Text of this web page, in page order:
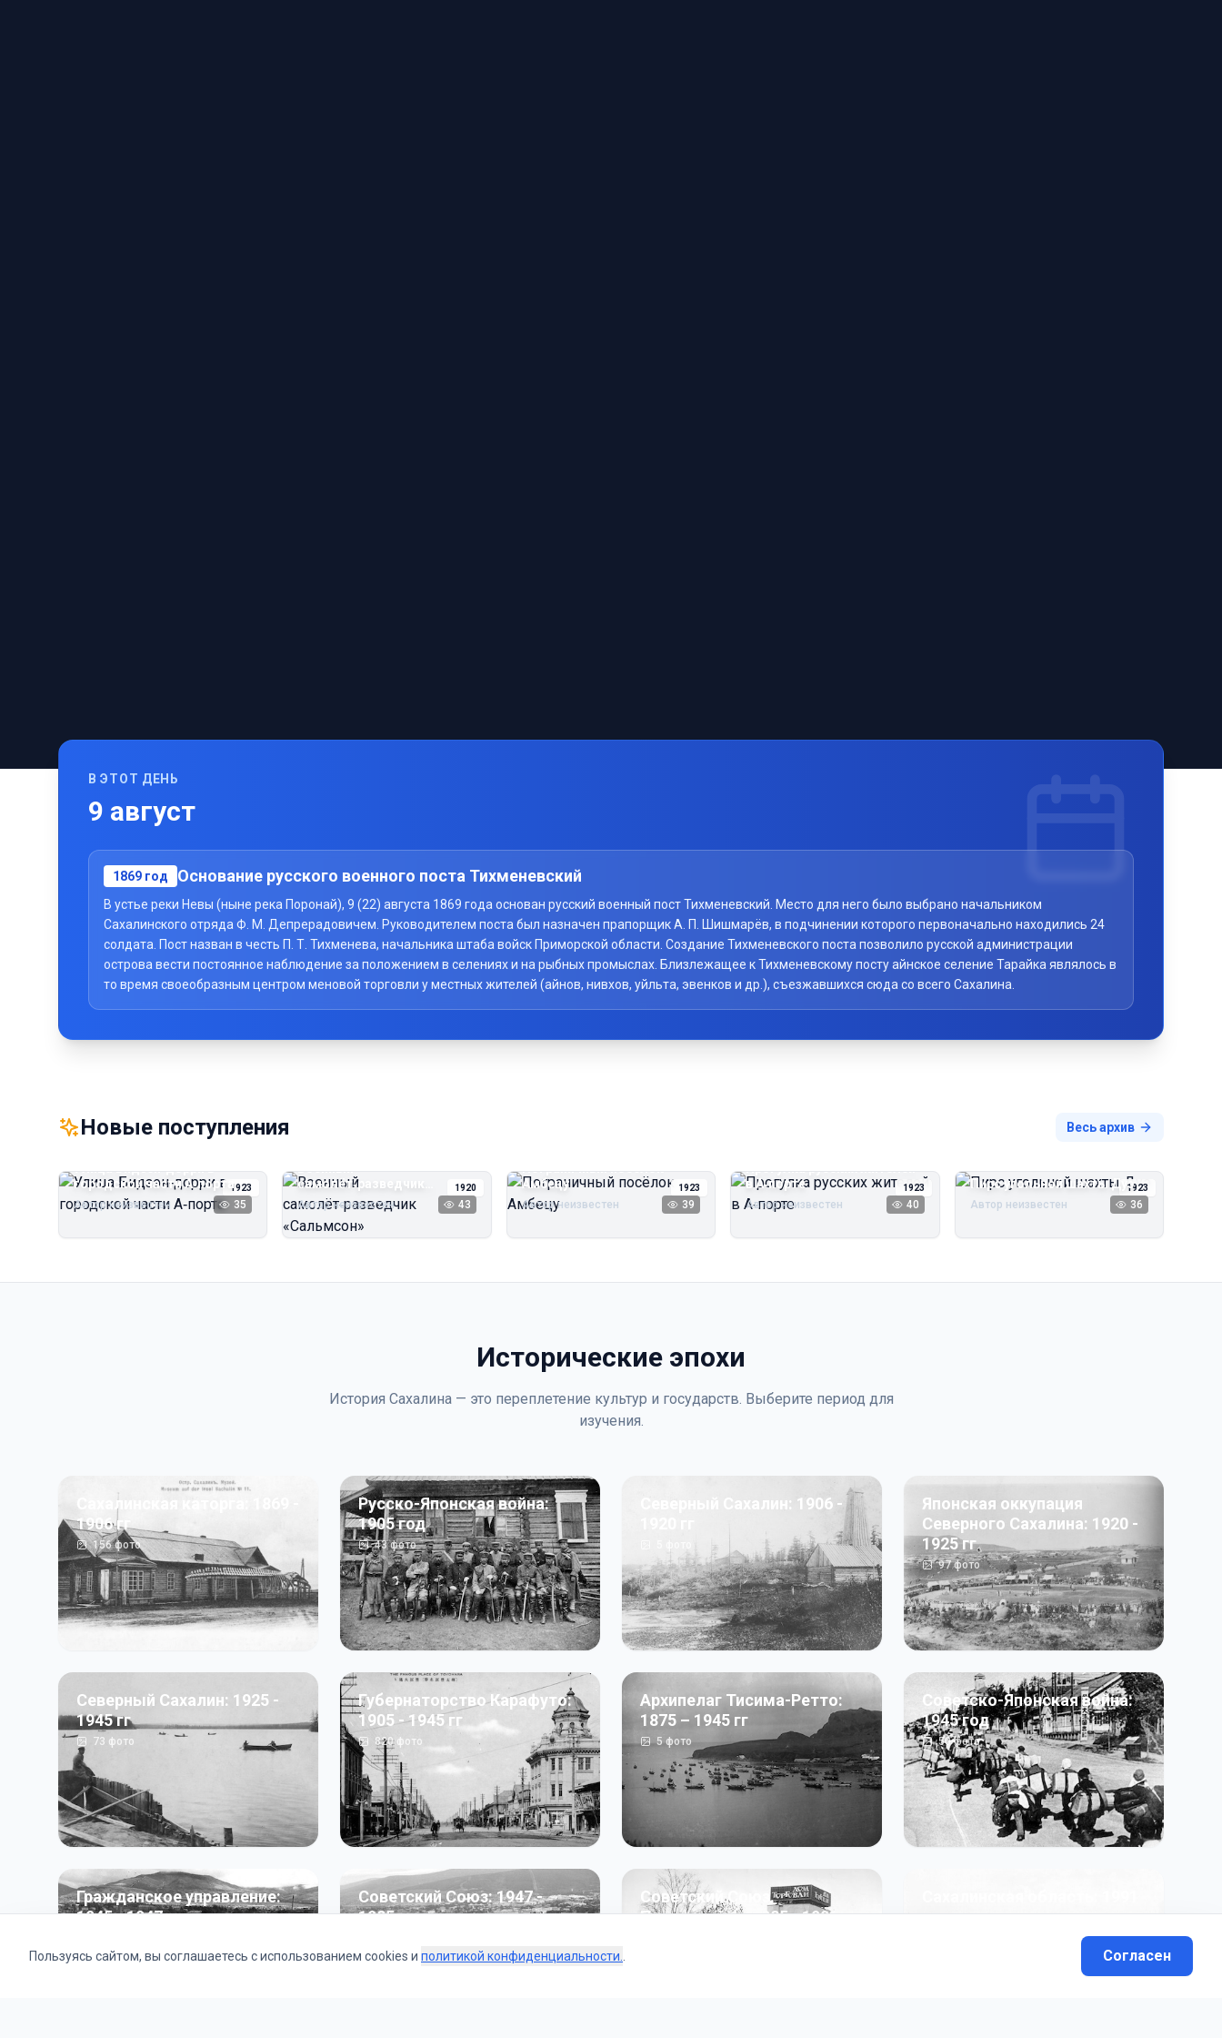
В ЭТОТ ДЕНЬ
9 август
1869 год Основание русского военного поста Тихменевский
В устье реки Невы (ныне река Поронай), 9 (22) августа 1869 года основан русский военный пост Тихменевский. Место для него было выбрано начальником
Сахалинского отряда Ф. М. Депрерадовичем. Руководителем поста был назначен прапорщик А. П. Шишмарёв, в подчинении которого первоначально находились 24
солдата. Пост назван в честь П. Т. Тихменева, начальника штаба войск Приморской области. Создание Тихменевского поста позволило русской администрации
острова вести постоянное наблюдение за положением в селениях и на рыбных промыслах. Близлежащее к Тихменевскому посту айнское селение Тарайка являлось в
то время своеобразным центром меновой торговли у местных жителей (айнов, нивхов, уйльта, эвенков и др.), съезжавшихся сюда со всего Сахалина.
Новые поступления Весь архив
1923
Улица Бидзэн‑дорри в
городской части А‑порта
Автор неизвестен 35
1920
Военный
самолёт‑разведчик
«Сальмсон»
Автор неизвестен 43
1923
Пограничный посёлок
Амбецу
Автор неизвестен 39
1923
Прогулка русских жителей
в А‑порте
Автор неизвестен 40
1923
Пирс угольной шахты Дуэ
Автор неизвестен 36
Исторические эпохи
История Сахалина — это переплетение культур и государств. Выберите период для
изучения.
Сахалинская каторга: 1869 -
1906 гг
156фото
Русско-Японская война:
1905 год
43фото
Северный Сахалин: 1906 -
Японская оккупация
Северного Сахалина: 1920 -
1925 гг
97фото
Северный Сахалин: 1925 -
1945 гг
73 фото
Губернаторство Карафуто:
1905 - 1945 гг
820фото
Архипелаг Тисима-Ретто:
1875 – 1945 гг
5фото
Советско-Японская война:
1945 год
50фото
Гражданское управление:
1945 - 1947 гг
Советский Союз: 1947 -
1985 гг
Советский Союз.
Перестройка: 1985 - 1991 гг
- н.в.
Пользуясь сайтом, вы соглашаетесь с использованием cookies и политикой конфиденциальности. Согласен